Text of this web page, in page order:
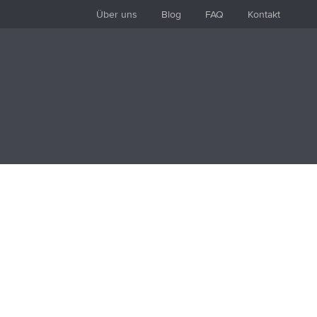
Über uns Blog FAQ Kontakt